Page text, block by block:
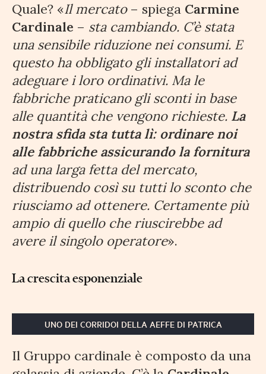
Quale? «Il mercato– spiega Carmine
Cardinale – sta cambiando. C’è stata
una sensibile riduzione nei consumi. E
questo ha obbligato gli installatori ad
adeguare i loro ordinativi. Ma le
fabbriche praticano gli sconti in base
alle quantità che vengono richieste. La
nostra sfida sta tutta lì: ordinare noi
alle fabbriche assicurando la fornitura
ad una larga fetta del mercato,
distribuendo così su tutti lo sconto che
riusciamo ad ottenere. Certamente più
ampio di quello che riuscirebbe ad
avere il singolo operatore».
La crescita esponenziale
UNO DEI CORRIDOI DELLA AEFFE DI PATRICA
Il Gruppo cardinale è composto da una